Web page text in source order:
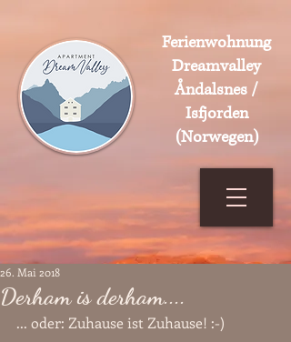
Ferienwohnung
Dreamvalley
Åndalsnes /
Isfjorden
(Norwegen)
Derham is derham....
26. Mai 2018
... oder: Zuhause ist Zuhause! :-)